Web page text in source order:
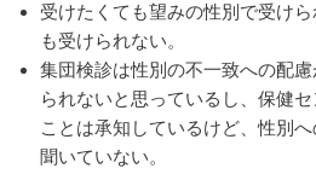
受けたくても望みの性別で受け
も受けられない。
集団検診は性別の不一致への配
られないと思っているし、保健
ことは承知しているけど、性別
聞いていない。